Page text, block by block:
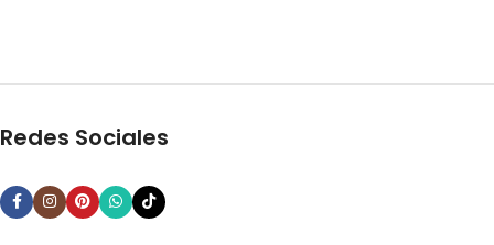
Redes Sociales